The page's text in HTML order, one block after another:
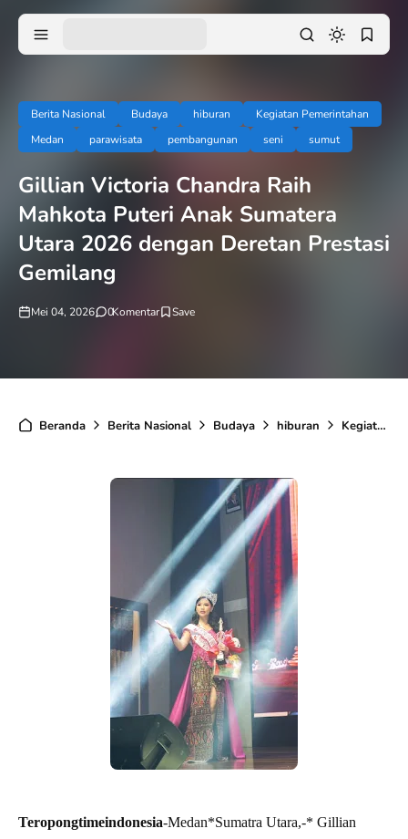
Berita Nasional Budaya hiburan
Kegiatan Pemerintahan
Medan
parawisata pembangunan seni sumut
Gillian Victoria Chandra Raih
Mahkota Puteri Anak Sumatera
Utara 2026 dengan Deretan Prestasi
Gemilang
Mei 04, 2026 0Komentar
Beranda Berita Nasional Budaya hiburan Kegiatan Pemerintahan
Teropongtimeindonesia-Medan*Sumatra Utara,-* Gillian